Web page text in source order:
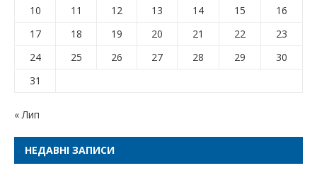
10
11 12 13 14 15
16
17
18 19 20 21 22
23
24
25 26 27 28 29
30
31
« Лип
НЕДАВНІ ЗАПИСИ